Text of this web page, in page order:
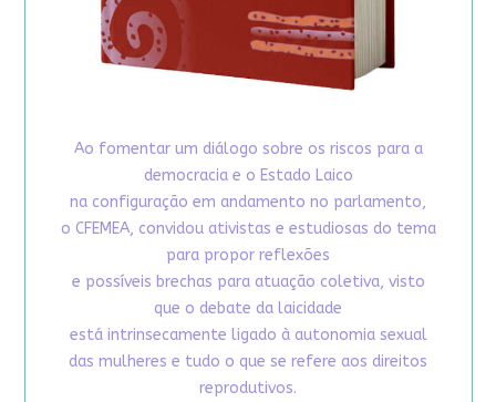
Ao fomentar um diálogo sobre os riscos para a
democracia e o Estado Laico
na configuração em andamento no parlamento,
o CFEMEA, convidou ativistas e estudiosas do tema
para propor reflexões
e possíveis brechas para atuação coletiva, visto
que o debate da laicidade
está intrinsecamente ligado à autonomia sexual
das mulheres e tudo o que se refere aos direitos
reprodutivos.